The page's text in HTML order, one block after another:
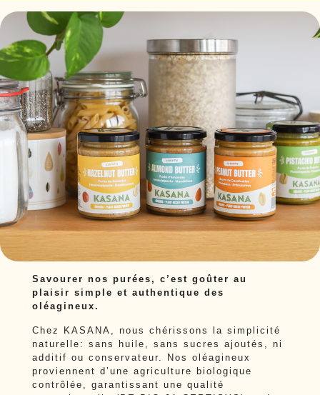
Savourer nos purées, c’est goûter au
plaisir simple et authentique des
oléagineux.
Chez KASANA, nous chérissons la simplicité
naturelle: sans huile, sans sucres ajoutés, ni
additif ou conservateur. Nos oléagineux
proviennent d’une agriculture biologique
contrôlée, garantissant une qualité